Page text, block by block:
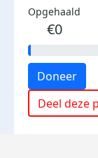
Opgehaald
€0
Doneer
Deel deze